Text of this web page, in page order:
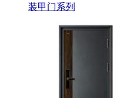
装甲门系列